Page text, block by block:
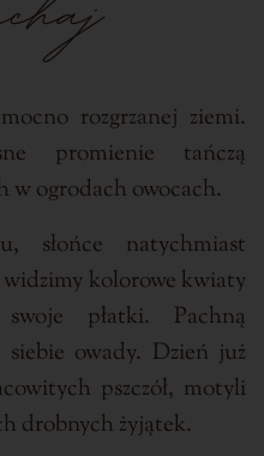
rozgrzanej ziemi.
promienie tańczą
w ogrodach owocach.
słońce natychmiast
widzimy kolorowe kwiaty
płatki. Pachną
owady. Dzień już
pszczół, motyli
drobnych żyjątek.